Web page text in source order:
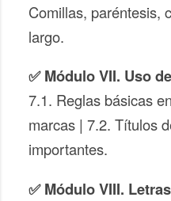
Comillas, paréntesis,
largo.
✅ Módulo VII. Uso
7.1. Reglas básicas
marcas | 7.2. Títulos
importantes.
✅ Módulo VIII.